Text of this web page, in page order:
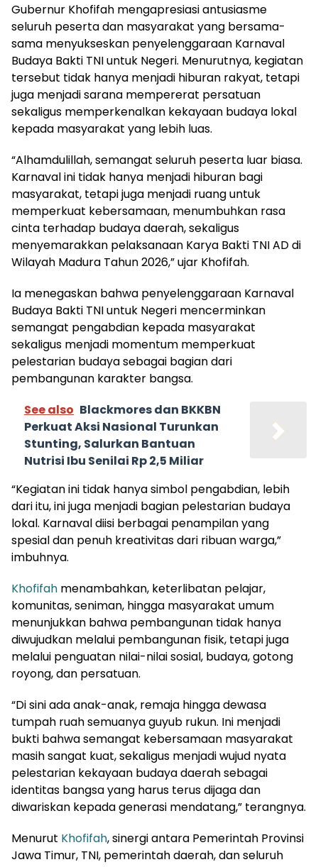
Gubernur Khofifah mengapresiasi antusiasme
seluruh peserta dan masyarakat yang bersama-
sama menyukseskan penyelenggaraan Karnaval
Budaya Bakti TNI untuk Negeri. Menurutnya, kegiatan
tersebut tidak hanya menjadi hiburan rakyat, tetapi
juga menjadi sarana mempererat persatuan
sekaligus memperkenalkan kekayaan budaya lokal
kepada masyarakat yang lebih luas.
“Alhamdulillah, semangat seluruh peserta luar biasa.
Karnaval ini tidak hanya menjadi hiburan bagi
masyarakat, tetapi juga menjadi ruang untuk
memperkuat kebersamaan, menumbuhkan rasa
cinta terhadap budaya daerah, sekaligus
menyemarakkan pelaksanaan Karya Bakti TNI AD di
Wilayah Madura Tahun 2026,” ujar Khofifah.
Ia menegaskan bahwa penyelenggaraan Karnaval
Budaya Bakti TNI untuk Negeri mencerminkan
semangat pengabdian kepada masyarakat
sekaligus menjadi momentum memperkuat
pelestarian budaya sebagai bagian dari
pembangunan karakter bangsa.
See also Blackmores dan BKKBN
Perkuat Aksi Nasional Turunkan
Stunting, Salurkan Bantuan
Nutrisi Ibu Senilai Rp 2,5 Miliar
“Kegiatan ini tidak hanya simbol pengabdian, lebih
dari itu, ini juga menjadi bagian pelestarian budaya
lokal. Karnaval diisi berbagai penampilan yang
spesial dan penuh kreativitas dari ribuan warga,”
imbuhnya.
Khofifah menambahkan, keterlibatan pelajar,
komunitas, seniman, hingga masyarakat umum
menunjukkan bahwa pembangunan tidak hanya
diwujudkan melalui pembangunan fisik, tetapi juga
melalui penguatan nilai-nilai sosial, budaya, gotong
royong, dan persatuan.
“Di sini ada anak-anak, remaja hingga dewasa
tumpah ruah semuanya guyub rukun. Ini menjadi
bukti bahwa semangat kebersamaan masyarakat
masih sangat kuat, sekaligus menjadi wujud nyata
pelestarian kekayaan budaya daerah sebagai
identitas bangsa yang harus terus dijaga dan
diwariskan kepada generasi mendatang,” terangnya.
Menurut Khofifah, sinergi antara Pemerintah Provinsi
Jawa Timur, TNI, pemerintah daerah, dan seluruh